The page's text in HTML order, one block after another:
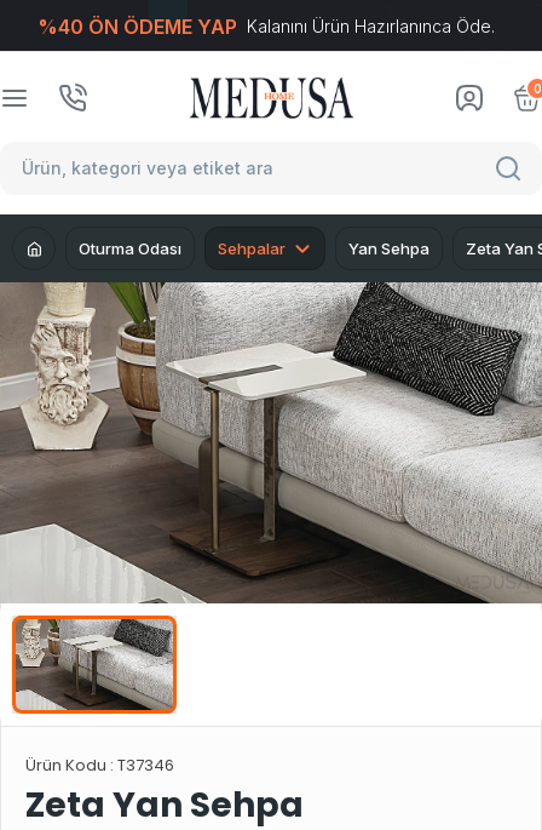
%40 ÖN ÖDEME YAP Kalanını Ürün Hazırlanınca Öde.
0
Oturma Odası Sehpalar Yan Sehpa Zeta Yan
Ürün Kodu : T37346
Zeta Yan Sehpa
T-Soft E-Ticaret Sistemleriyle Hazırlanmıştır.